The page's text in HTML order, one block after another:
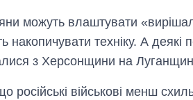
можуть влаштувати
техніку. А деякі
з Херсонщини на
російські військові менш